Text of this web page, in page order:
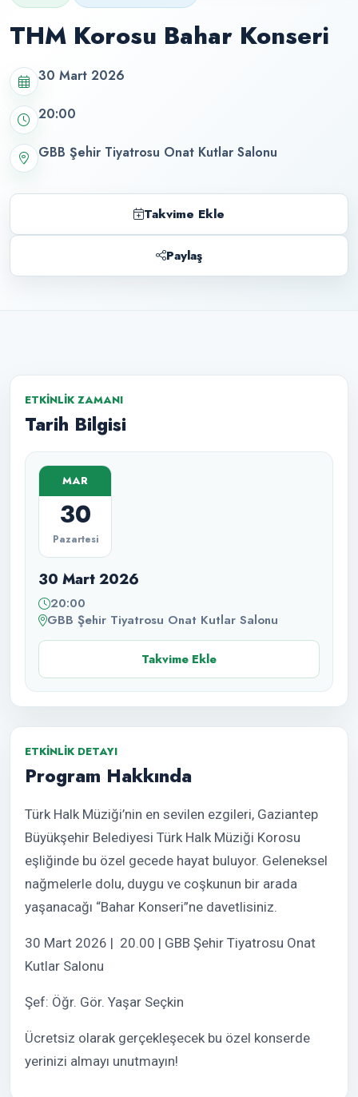
THM Korosu Bahar Konseri
30 Mart 2026
20:00
GBB Şehir Tiyatrosu Onat Kutlar Salonu
Takvime Ekle
Paylaş
ETKINLIK ZAMANI
Tarih Bilgisi
MAR
30
Pazartesi
30 Mart 2026
20:00
GBB Şehir Tiyatrosu Onat Kutlar Salonu
Takvime Ekle
ETKINLIK DETAYI
Program Hakkında
Türk Halk Müziği’nin en sevilen ezgileri, Gaziantep
Büyükşehir Belediyesi Türk Halk Müziği Korosu
eşliğinde bu özel gecede hayat buluyor. Geleneksel
nağmelerle dolu, duygu ve coşkunun bir arada
yaşanacağı “Bahar Konseri”ne davetlisiniz.
30 Mart 2026 | 20.00 | GBB Şehir Tiyatrosu Onat
Kutlar Salonu
Şef: Öğr. Gör. Yaşar Seçkin
Ücretsiz olarak gerçekleşecek bu özel konserde
yerinizi almayı unutmayın!